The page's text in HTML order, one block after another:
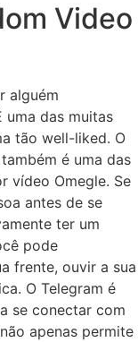
Video
alguém
uma das muitas
tão well-liked. O
é uma das
vídeo Omegle. Se
antes de se
ter um
pode
frente, ouvir a sua
O Telegram é
se conectar com
apenas permite